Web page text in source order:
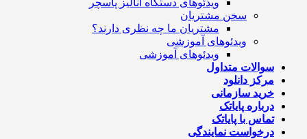
ویدئوهای دستگاه آنالیز پاسچر
سخن مشتریان
مشتریان ما چه نظری دارند؟
ویدئوهای آموزشی
ویدئوهای آموزشی
سوالات متداول
مرکز دانلود
خرید سازمانی
درباره پایاتک
تماس با پایاتک
درخواست نمایندگی